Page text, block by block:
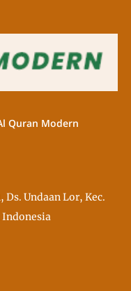
Quran Modern
Ds. Undaan Lor, Kec.
Indonesia